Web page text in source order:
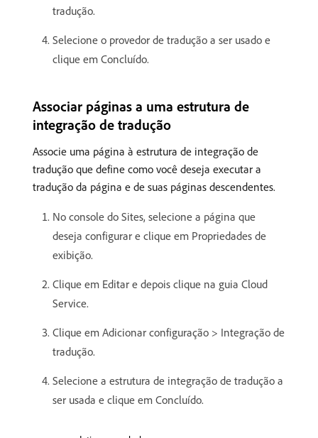
tradução.
Selecione o provedor de tradução a ser usado e
clique em Concluído.
Associar páginas a uma estrutura de
integração de tradução
Associe uma página à estrutura de integração de
tradução que define como você deseja executar a
tradução da página e de suas páginas descendentes.
No console do Sites, selecione a página que
deseja configurar e clique em Propriedades de
exibição.
Clique em Editar e depois clique na guia Cloud
Service.
Clique em Adicionar configuração > Integração de
tradução.
Selecione a estrutura de integração de tradução a
ser usada e clique em Concluído.